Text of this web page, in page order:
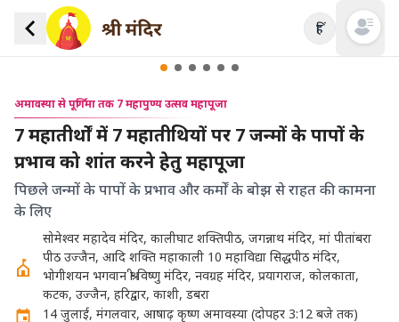
हिं Open
अमावस्या से पूर्णिमा तक 7 महापुण्य उत्सव महापूजा
7 महातीर्थों में 7 महातीथियों पर 7 जन्मों के पापों के
प्रभाव को शांत करने हेतु महापूजा
पिछले जन्मों के पापों के प्रभाव और कर्मों के बोझ से राहत की कामना
के लिए
सोमेश्वर महादेव मंदिर, कालीघाट शक्तिपीठ, जगन्नाथ मंदिर, मां पीतांबरा
पीठ उज्जैन, आदि शक्ति महाकाली 10 महाविद्या सिद्धपीठ मंदिर,
भोगीशयन भगवान श्री विष्णु मंदिर, नवग्रह मंदिर, प्रयागराज, कोलकाता,
कटक, उज्जैन, हरिद्वार, काशी, डबरा
14 जुलाई, मंगलवार, आषाढ़ कृष्ण अमावस्या (दोपहर 3:12 बजे तक)